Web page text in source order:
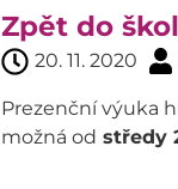
Zpět do
20. 11. 2020
Prezenční výuka
možná od středy